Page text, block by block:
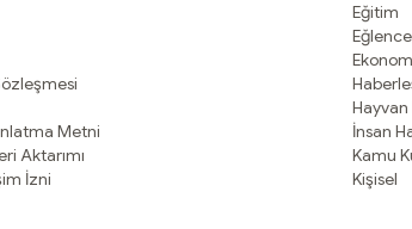
Metni
Aktarımı
İzni
Eğitim
Eğlence
Hayvan
İnsan
Kamu
Kişisel